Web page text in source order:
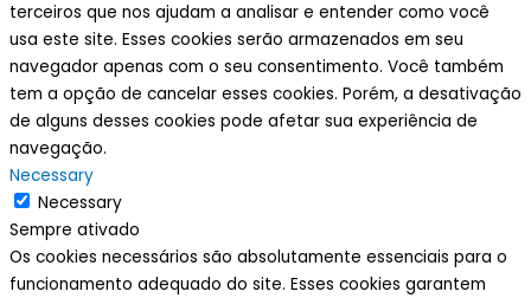
terceiros que nos ajudam a analisar e entender como você
usa este site. Esses cookies serão armazenados em seu
navegador apenas com o seu consentimento. Você também
tem a opção de cancelar esses cookies. Porém, a desativação
de alguns desses cookies pode afetar sua experiência de
navegação.
Necessary
Necessary
Sempre ativado
Os cookies necessários são absolutamente essenciais para o
funcionamento adequado do site. Esses cookies garantem